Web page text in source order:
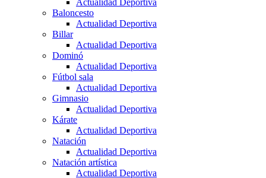
Actualidad Deportiva
Baloncesto
Actualidad Deportiva
Billar
Actualidad Deportiva
Dominó
Actualidad Deportiva
Fútbol sala
Actualidad Deportiva
Gimnasio
Actualidad Deportiva
Kárate
Actualidad Deportiva
Natación
Actualidad Deportiva
Natación artística
Actualidad Deportiva